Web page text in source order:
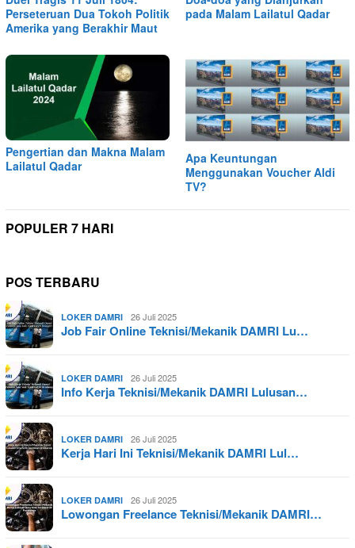
Perseteruan Dua Tokoh Politik
Amerika yang Berakhir Maut
pada Malam Lailatul Qadar
Pengertian dan Makna Malam
Lailatul Qadar
Apa Keuntungan
Menggunakan Voucher Aldi
TV?
POPULER 7 HARI
POS TERBARU
LOKER DAMRI 26 Juli 2025
Job Fair Online Teknisi/Mekanik DAMRI Lu…
LOKER DAMRI 26 Juli 2025
Info Kerja Teknisi/Mekanik DAMRI Lulusan…
LOKER DAMRI 26 Juli 2025
Kerja Hari Ini Teknisi/Mekanik DAMRI Lul…
LOKER DAMRI 26 Juli 2025
Lowongan Freelance Teknisi/Mekanik DAMRI…